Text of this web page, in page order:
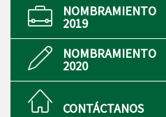
NOMBRAMIENTO
2019
NOMBRAMIENTO
2020
CONTÁCTANOS